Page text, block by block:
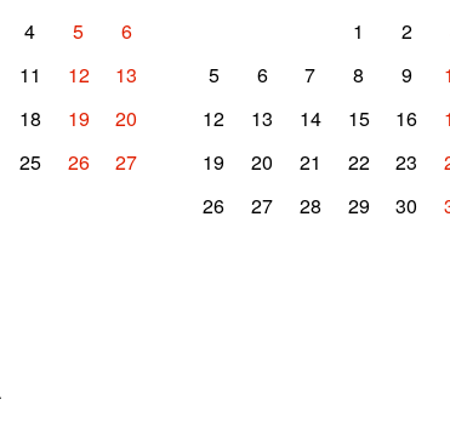
4 5
6
11 12
13
18 19
20
25 26
27
1 2
5
6 7 8 9
12
13 14 15 16
19
20 21 22 23
26
27 28 29 30